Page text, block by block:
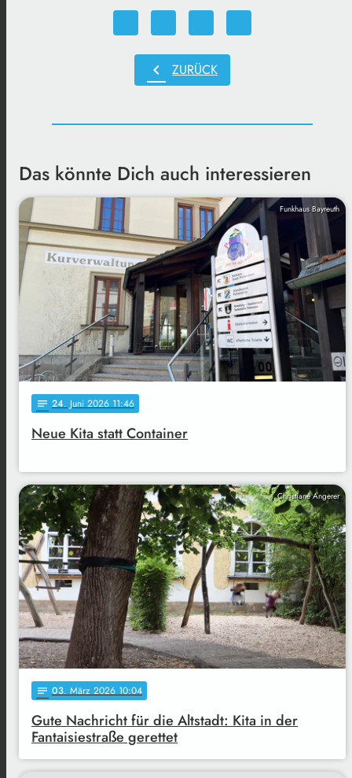
chevron_left ZURÜCK
Das könnte Dich auch interessieren
Funkhaus Bayreuth
notes 24. Juni 2026 11:46
Neue Kita statt Container
Christiane Angerer
notes 03. März 2026 10:04
Gute Nachricht für die Altstadt: Kita in der
Fantaisiestraße gerettet